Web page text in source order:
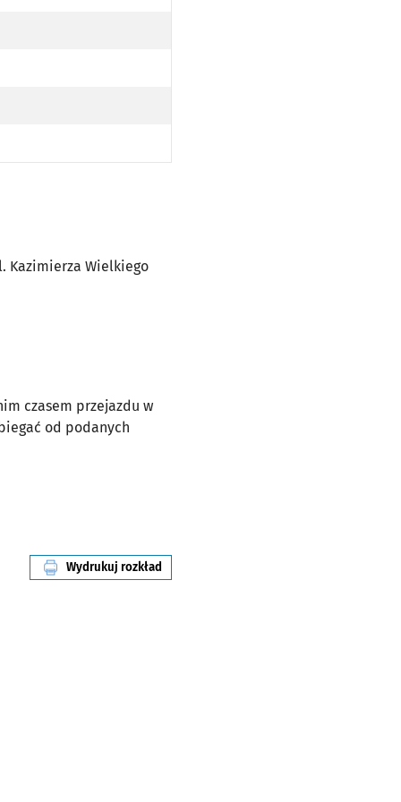
UL. KAZIMIERZA WIELKIEGO (DO PRZYST. ARKADY (CAPITOL) PO TRASIE)
WIELKIEGO (DO PRZYST. ARKADY (CAPITOL) PO TRASIE)
Kazimierza Wielkiego
czasem przejazdu w
od podanych
Wydrukuj rozkład
linii nr D